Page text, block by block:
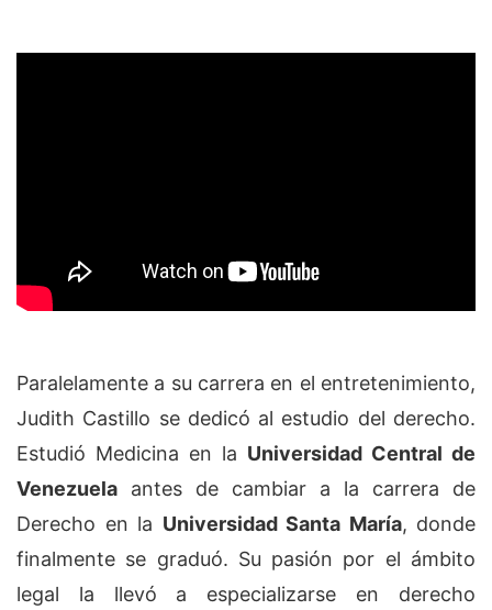
Paralelamente a su carrera en el entretenimiento,
Judith Castillo se dedicó al estudio del derecho.
Estudió Medicina en la Universidad Central de
Venezuela antes de cambiar a la carrera de
Derecho en la Universidad Santa María, donde
finalmente se graduó. Su pasión por el ámbito
legal la llevó a especializarse en derecho